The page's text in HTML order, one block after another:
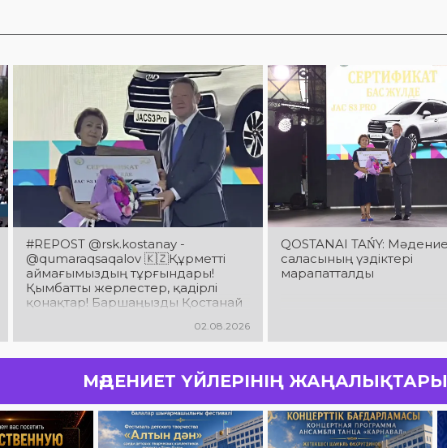
#REPOST @rsk.kostanay -
@qumaraqsaqalov 🇰🇿Құрметті
аймағымыздың тұрғындары!
Қымбатты жерлестер, қадірлі
қонақтар! Баршаңызды Қостанай
мерейтойымен шын жүректен
құттықтаймын!
02.08.2026
QOSTANAI TAŃY:
саласының үздіктері
марапатталды
МӘДЕНИЕТ ҮЙЛЕРІНІҢ ЖАҢАЛЫҚТАРЫ